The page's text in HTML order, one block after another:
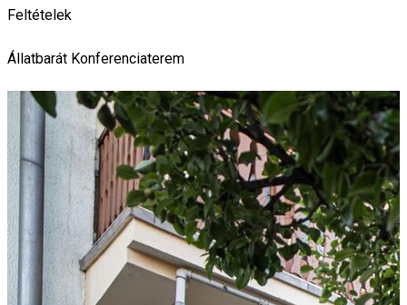
Feltételek
Állatbarát Konferenciaterem